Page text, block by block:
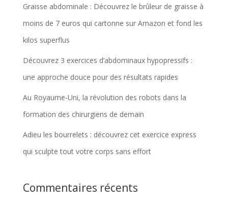
Graisse abdominale : Découvrez le brûleur de graisse à
moins de 7 euros qui cartonne sur Amazon et fond les
kilos superflus
Découvrez 3 exercices d’abdominaux hypopressifs :
une approche douce pour des résultats rapides
Au Royaume-Uni, la révolution des robots dans la
formation des chirurgiens de demain
Adieu les bourrelets : découvrez cet exercice express
qui sculpte tout votre corps sans effort
Commentaires récents